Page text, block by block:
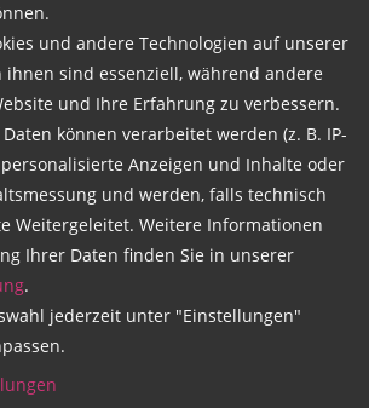
Erik Eller | Mein Fahrlehrer
mit Daniel waren einfach
unglaublich geduldiger und
der alles verständlich erklärt
Atmosphäre schafft. Dank seiner
Tipps habe ich mich
und viel gelernt. Jede Stunde hat
Absolut empfehlenswert!
und andere Technologien auf unserer
ihnen sind essenziell, während andere
und Ihre Erfahrung zu verbessern.
können verarbeitet werden (z. B. IP-
Anzeigen und Inhalte oder
und werden, falls technisch
Weitergeleitet. Weitere Informationen
Ihrer Daten finden Sie in unserer
.
jederzeit unter "Einstellungen"